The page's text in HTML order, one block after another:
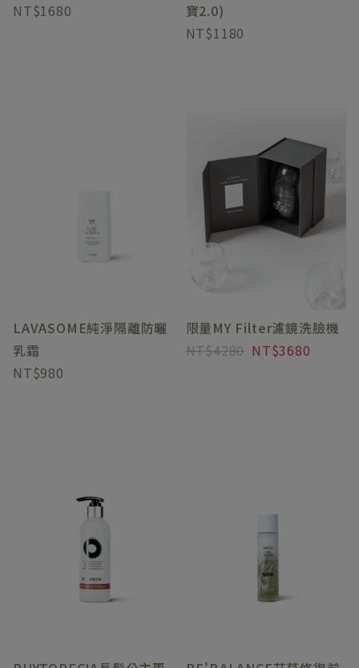
1680
寶2.0)
1180
LAVASOME純淨隔離防曬
乳霜
980
限量MY Filter濾鏡洗臉機
4280
3680